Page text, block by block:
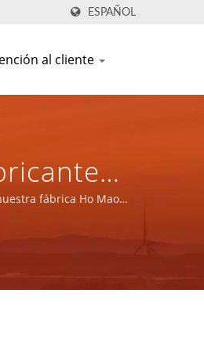
ESPAÑOL
al cliente
ISO
fábrica Ho Mao